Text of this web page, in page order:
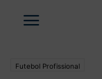
Futebol Profissional